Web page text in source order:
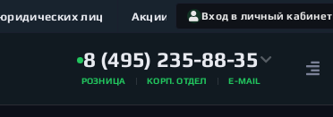
Вход в личный кабинет
лиц Акции
8 (495) 235-88-35
РОЗНИЦА КОРП. ОТДЕЛ E-MAIL